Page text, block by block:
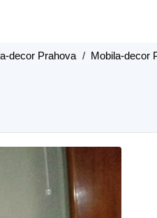
decor Prahova / Mobila-decor